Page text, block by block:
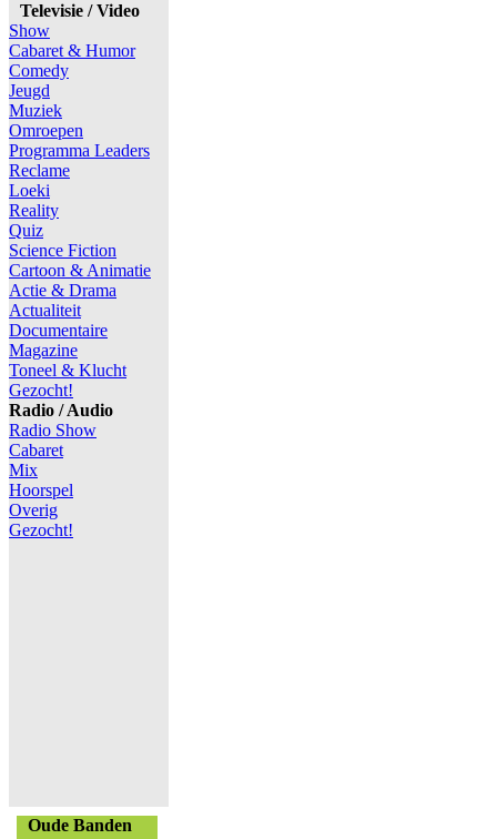
Televisie / Video
Show
Cabaret & Humor
Comedy
Jeugd
Muziek
Omroepen
Programma Leaders
Reclame
Loeki
Reality
Quiz
Science Fiction
Cartoon & Animatie
Actie & Drama
Actualiteit
Documentaire
Magazine
Toneel & Klucht
Gezocht!
Radio / Audio
Radio Show
Cabaret
Mix
Hoorspel
Overig
Gezocht!
Oude Banden